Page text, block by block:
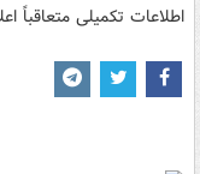
اطلاعات تکمیلی متعاقباً